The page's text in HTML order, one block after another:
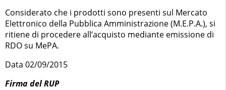
Considerato che i prodotti sono presenti sul Mercato
Elettronico della Pubblica Amministrazione (M.E.P.A.), si
ritiene di procedere all’acquisto mediante emissione di
RDO su MePA.
Data 02/09/2015
Firma del RUP